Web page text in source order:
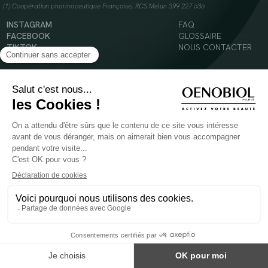
(1) Coopération pharmaceutique Française, RCS Melun 399 227 636
INSTAGRAM
FACEBOOK
TIKTOK
YOUTUBE
FAQ
GLOSSAIRE
NOUS CONTACTER
© 2024 Oenobiol Paris
Mentions légales
Politique en matière de cookies
POUR VOTRE SANTÉ, MANGEZ AU MOINS CINQ FRUITS ET LÉGUMES PAR JOUR -
Les complément alimentaires doivent être utilisés dans le cadre d'un mode de vie sain et
ne pas être utilisés comme substituts d'un régimes alimentaire varié et équilibré.